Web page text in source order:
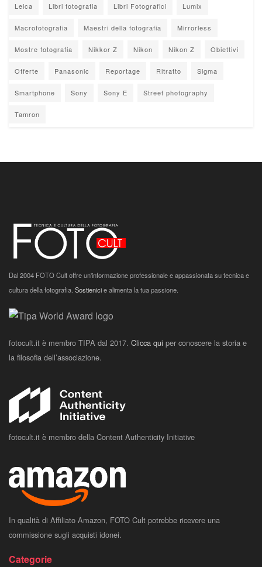
Leica Libri fotografia Libri Fotografici Lumix
Macrofotografia Maestri della fotografia Mirrorless
Mostre fotografia Nikkor Z Nikon Nikon Z Obiettivi
Offerte Panasonic Reportage Ritratto Sigma
Smartphone Sony Sony E Street photography
Tamron
Dal 2004 FOTO Cult offre un'informazione professionale e appassionata su tecnica e
cultura della fotografia. Sostienicie alimenta la tua passione.
fotocult.it è membro TIPA dal 2017. Clicca qui per conoscere la storia e
la filosofia dell’associazione.
fotocult.it è membro della Content Authenticity Initiative
In qualità di Affiliato Amazon, FOTO Cult potrebbe ricevere una
commissione sugli acquisti idonei.
Categorie